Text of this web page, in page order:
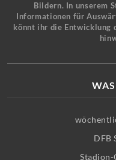
Bildern. In unserem
Informationen für
könnt ihr die Entwicklung
DFB
Stadion-